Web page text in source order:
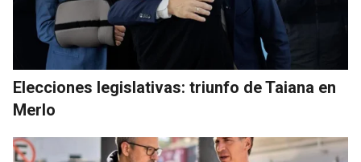
Elecciones legislativas: triunfo de Taiana en
Merlo